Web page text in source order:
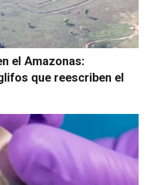
el Amazonas:
que reescriben el